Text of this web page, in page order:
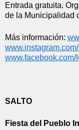
Entrada gratuita.
de la Municipalidad
Más información:
www.instagram.com/
www.facebook.com/
SALTO
Fiesta del Pueblo